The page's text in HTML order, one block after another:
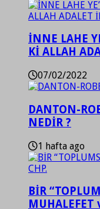
İNNE LAHE
Kİ ALLAH
07/02/2022
DANTON-
NEDİR ?
1 hafta ago
BİR
MUHALEFET